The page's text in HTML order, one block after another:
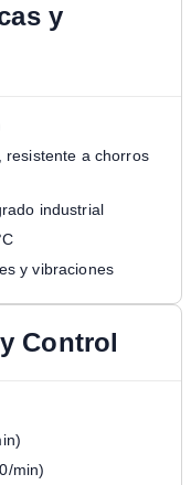
y
resistente a chorros
industrial
y vibraciones
Control
min)